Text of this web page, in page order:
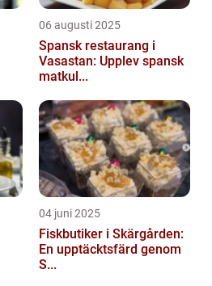
06 augusti 2025
Spansk restaurang i
Vasastan: Upplev spansk
matkul...
04 juni 2025
Fiskbutiker i Skärgården:
En upptäcktsfärd genom
S...